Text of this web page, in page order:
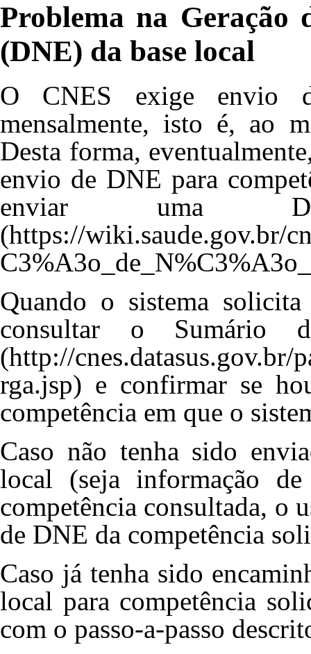
Problema na Geração
(DNE) da base local
O CNES exige envio
mensalmente, isto é, ao
Desta forma,
envio de DNE para
enviar uma
Quando o sistema
consultar o Sumário
e confirmar se
competência em que o
Caso não tenha sido
local (seja informação
competência consultada, o
de DNE da competência
Caso já tenha sido
local para competência
com o passo-a-passo